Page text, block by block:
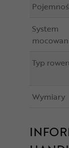
System
Typ
Wymiary